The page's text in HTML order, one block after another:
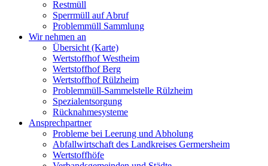
Restmüll
Sperrmüll auf Abruf
Problemmüll Sammlung
Wir nehmen an
Übersicht (Karte)
Wertstoffhof Westheim
Wertstoffhof Berg
Wertstoffhof Rülzheim
Problemmüll-Sammelstelle Rülzheim
Spezialentsorgung
Rücknahmesysteme
Ansprechpartner
Probleme bei Leerung und Abholung
Abfallwirtschaft des Landkreises Germersheim
Wertstoffhöfe